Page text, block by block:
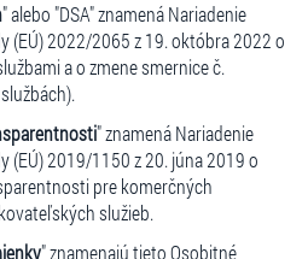
" alebo "DSA" znamená Nariadenie
(EÚ) 2022/2065 z 19. októbra 2022 o
a o zmene smernice č.
" znamená Nariadenie
(EÚ) 2019/1150 z 20. júna 2019 o
pre komerčných
služieb.
" znamenajú tieto Osobitné